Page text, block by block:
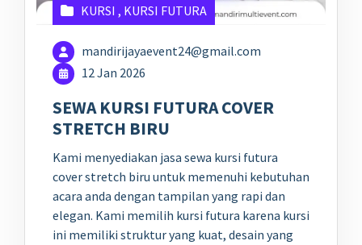
KURSI , KURSI FUTURA
mandirijayaevent24@gmail.com
12 Jan 2026
SEWA KURSI FUTURA COVER
STRETCH BIRU
Kami menyediakan jasa sewa kursi futura
cover stretch biru untuk memenuhi kebutuhan
acara anda dengan tampilan yang rapi dan
elegan. Kami memilih kursi futura karena kursi
ini memiliki struktur yang kuat, desain yang